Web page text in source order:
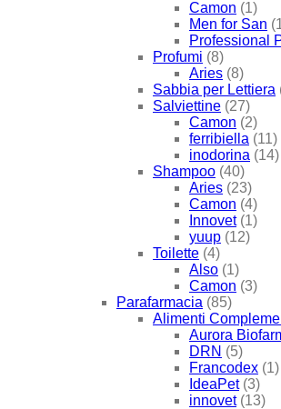
Camon (1)
Men for San
Professional
Profumi (8)
Aries (8)
Sabbia per Lettiera
Salviettine (27)
Camon (2)
ferribiella (11)
inodorina (14)
Shampoo (40)
Aries (23)
Camon (4)
Innovet (1)
yuup (12)
Toilette (4)
Also (1)
Camon (3)
Parafarmacia (85)
Alimenti
Aurora
DRN (5)
Francodex (1)
IdeaPet (3)
innovet (13)